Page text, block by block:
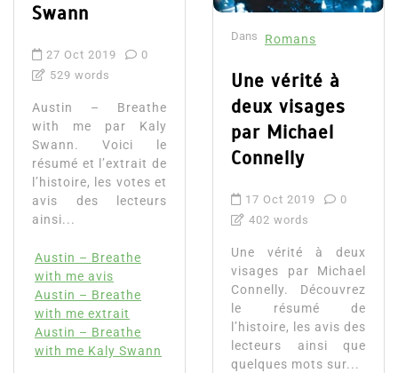
Swann
27 Oct 2019
0
529 words
Austin – Breathe
with me par Kaly
Swann. Voici le
résumé et l’extrait de
l’histoire, les votes et
avis des lecteurs
ainsi...
Austin – Breathe
with me avis
Austin – Breathe
with me extrait
Austin – Breathe
with me Kaly Swann
Dans Romans
Une vérité à
deux visages
par Michael
Connelly
17 Oct 2019
0
402 words
Une vérité à deux
visages par Michael
Connelly. Découvrez
le résumé de
l’histoire, les avis des
lecteurs ainsi que
quelques mots sur...